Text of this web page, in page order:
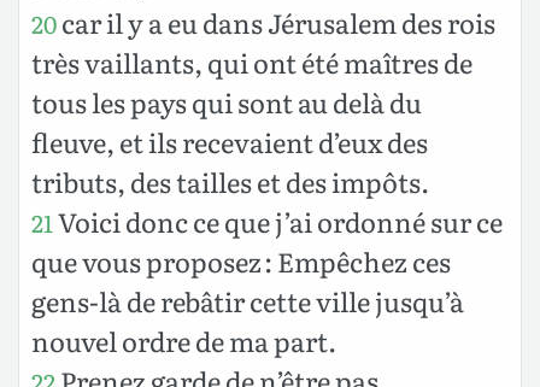
20car il y a eu dans Jérusalem des rois
très vaillants, qui ont été maîtres de
tous les pays qui sont au delà du
fleuve, et ils recevaient d’eux des
tributs, des tailles et des impôts.
21 Voici donc ce que j’ai ordonné sur ce
que vous proposez : Empêchez ces
gens-là de rebâtir cette ville jusqu’à
nouvel ordre de ma part.